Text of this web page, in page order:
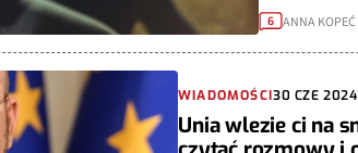
6 ANNA KOPEĆ
WIADOMOŚCI30 CZE 2024
Unia wlezie ci na